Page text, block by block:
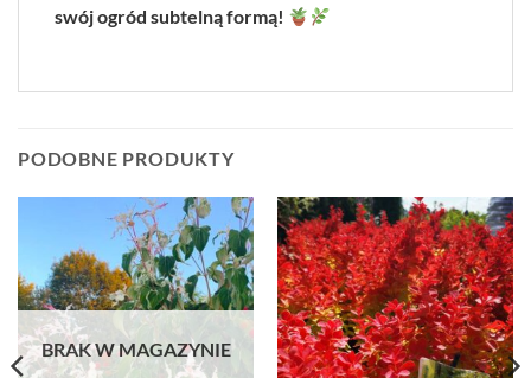
swój ogród subtelną formą!
PODOBNE PRODUKTY
BRAK W MAGAZYNIE